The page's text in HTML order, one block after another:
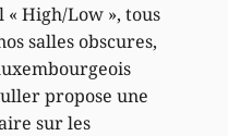
« High/Low », tous
salles obscures,
propose une
sur les